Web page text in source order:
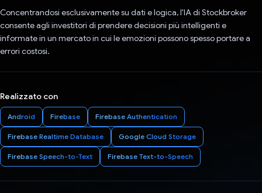
Concentrandosi esclusivamente su dati e logica, l'IA di Stockbroker
consente agli investitori di prendere decisioni più intelligenti e
informate in un mercato in cui le emozioni possono spesso portare a
errori costosi.
Realizzato con
Android Firebase Firebase Authentication
Firebase Realtime Database Google Cloud Storage
Firebase Speech-to-Text Firebase Text-to-Speech